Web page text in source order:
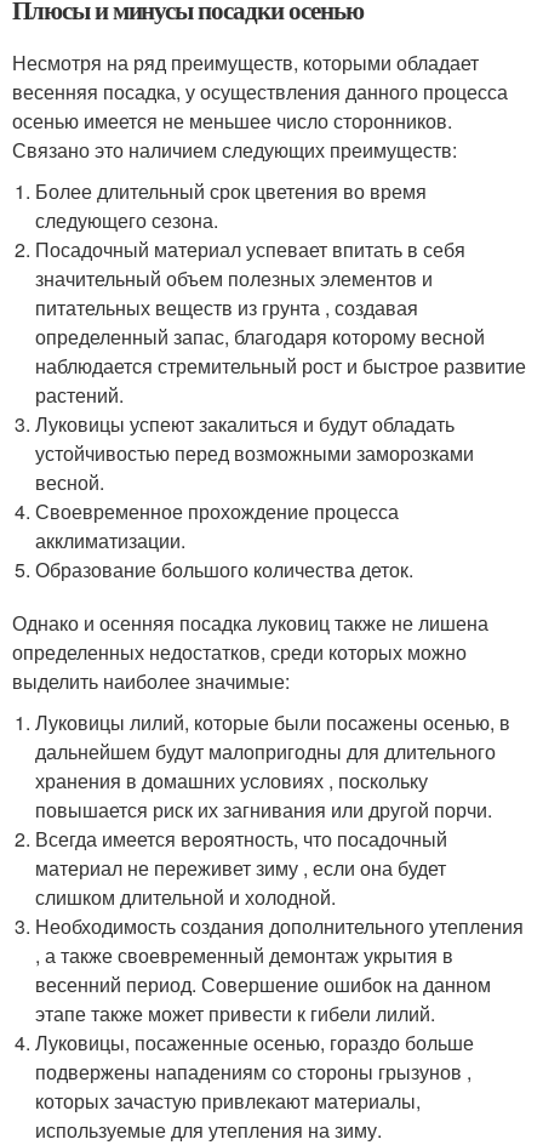
Плюсы и минусы посадки осенью
Несмотря на ряд преимуществ, которыми обладает
весенняя посадка, у осуществления данного процесса
осенью имеется не меньшее число сторонников.
Связано это наличием следующих преимуществ:
Более длительный срок цветения во время
следующего сезона.
Посадочный материал успевает впитать в себя
значительный объем полезных элементов и
питательных веществ из грунта , создавая
определенный запас, благодаря которому весной
наблюдается стремительный рост и быстрое развитие
растений.
Луковицы успеют закалиться и будут обладать
устойчивостью перед возможными заморозками
весной.
Своевременное прохождение процесса
акклиматизации.
Образование большого количества деток.
Однако и осенняя посадка луковиц также не лишена
определенных недостатков, среди которых можно
выделить наиболее значимые:
Луковицы лилий, которые были посажены осенью, в
дальнейшем будут малопригодны для длительного
хранения в домашних условиях , поскольку
повышается риск их загнивания или другой порчи.
Всегда имеется вероятность, что посадочный
материал не переживет зиму , если она будет
слишком длительной и холодной.
Необходимость создания дополнительного утепления
, а также своевременный демонтаж укрытия в
весенний период. Совершение ошибок на данном
этапе также может привести к гибели лилий.
Луковицы, посаженные осенью, гораздо больше
подвержены нападениям со стороны грызунов ,
которых зачастую привлекают материалы,
используемые для утепления на зиму.